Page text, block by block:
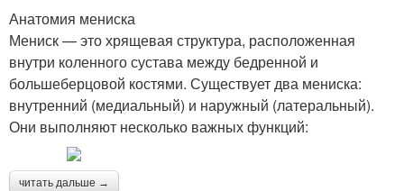
Анатомия мениска
Мениск — это хрящевая структура, расположенная
внутри коленного сустава между бедренной и
большеберцовой костями. Существует два мениска:
внутренний (медиальный) и наружный (латеральный).
Они выполняют несколько важных функций:
читать дальше →